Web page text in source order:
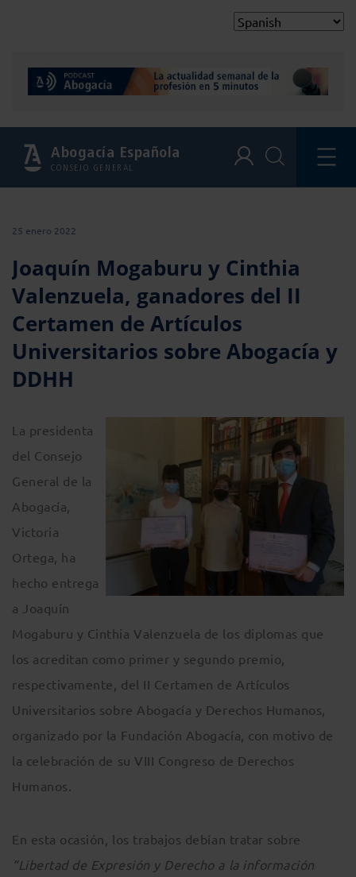
Abogacía Española
CONSEJO GENERAL
25 enero 2022
Joaquín Mogaburu y Cinthia
Valenzuela, ganadores del II
Certamen de Artículos
Universitarios sobre Abogacía y
DDHH
La presidenta
del Consejo
General de la
Abogacía,
Victoria
Ortega, ha
hecho entrega
a Joaquín
Mogaburu y Cinthia Valenzuela de los diplomas que
los acreditan como primer y segundo premio,
respectivamente, del II Certamen de Artículos
Universitarios sobre Abogacía y Derechos Humanos,
organizado por la Fundación Abogacía, con motivo de
la celebración de su VIII Congreso de Derechos
Humanos.
En esta ocasión, los trabajos debían tratar sobre
“Libertad de Expresión y Derecho a la información